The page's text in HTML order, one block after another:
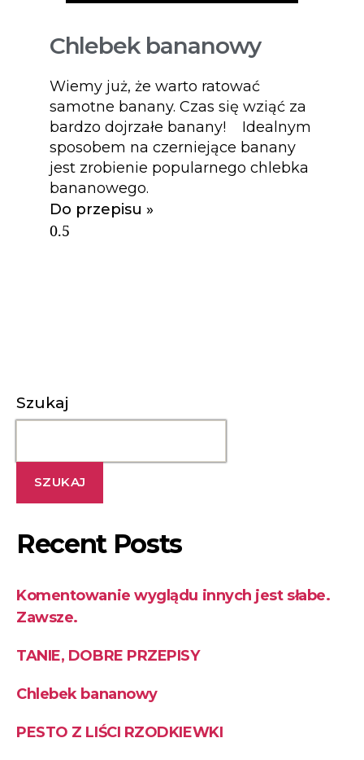
Chlebek bananowy
Wiemy już, że warto ratować
samotne banany. Czas się wziąć za
bardzo dojrzałe banany! Idealnym
sposobem na czerniejące banany
jest zrobienie popularnego chlebka
bananowego.
Do przepisu »
Szukaj
SZUKAJ
Recent Posts
Komentowanie wyglądu innych jest słabe.
Zawsze.
TANIE, DOBRE PRZEPISY
Chlebek bananowy
PESTO Z LIŚCI RZODKIEWKI